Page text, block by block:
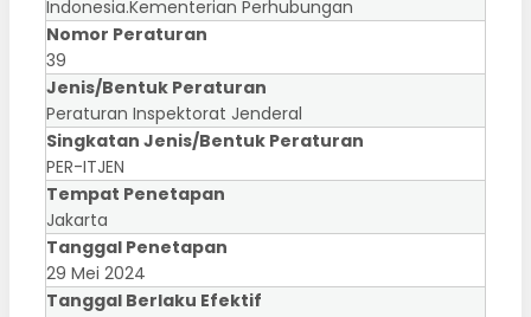
Indonesia.Kementerian Perhubungan
Nomor Peraturan
39
Jenis/Bentuk Peraturan
Peraturan Inspektorat Jenderal
Singkatan Jenis/Bentuk Peraturan
PER-ITJEN
Tempat Penetapan
Jakarta
Tanggal Penetapan
29 Mei 2024
Tanggal Berlaku Efektif